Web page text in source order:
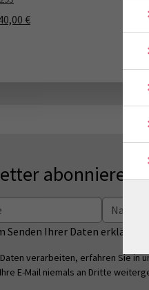
€
abonnieren
Senden Ihrer Daten erklären
verarbeiten, erfahren Sie in
E-Mail niemals an Dritte